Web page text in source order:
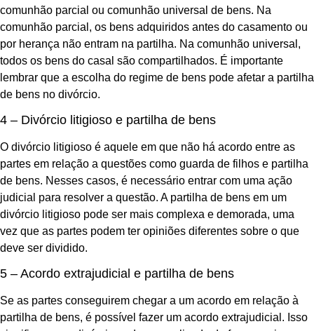
comunhão parcial ou comunhão universal de bens. Na
comunhão parcial, os bens adquiridos antes do casamento ou
por herança não entram na partilha. Na comunhão universal,
todos os bens do casal são compartilhados. É importante
lembrar que a escolha do regime de bens pode afetar a partilha
de bens no divórcio.
4 – Divórcio litigioso e partilha de bens
O divórcio litigioso é aquele em que não há acordo entre as
partes em relação a questões como guarda de filhos e partilha
de bens. Nesses casos, é necessário entrar com uma ação
judicial para resolver a questão. A partilha de bens em um
divórcio litigioso pode ser mais complexa e demorada, uma
vez que as partes podem ter opiniões diferentes sobre o que
deve ser dividido.
5 – Acordo extrajudicial e partilha de bens
Se as partes conseguirem chegar a um acordo em relação à
partilha de bens, é possível fazer um acordo extrajudicial. Isso